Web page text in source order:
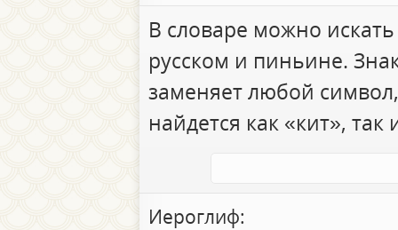
В словаре можно
русском и пиньине.
заменяет любой
найдется как «кит», так
Иероглиф: